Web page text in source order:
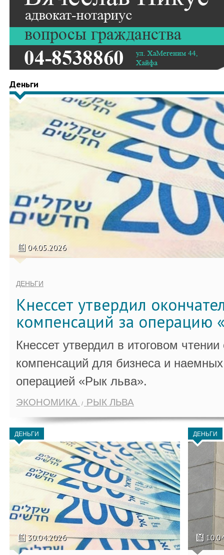
Деньги
04.05.2026
ДЕНЬГИ
Кнессет утвердил
компенсаций за операцию
Кнессет утвердил в итоговом
компенсаций для бизнеса и
операцией «Рык льва».
ЭКОНОМИКА РЫК ЛЬВА
ДЕНЬГИ
30.04.2026
ДЕНЬГИ